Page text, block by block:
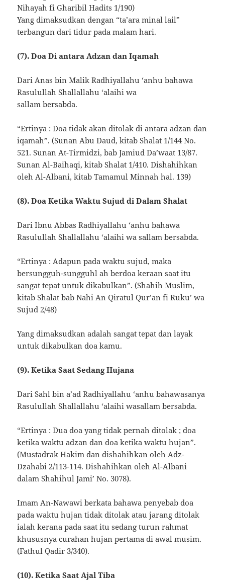
Nihayah fi Gharibil Hadits 1/190)
Yang dimaksudkan dengan “ta’ara minal lail”
terbangun dari tidur pada malam hari.
(7). Doa Di antara Adzan dan Iqamah
Dari Anas bin Malik Radhiyallahu ‘anhu bahawa
Rasulullah Shallallahu ‘alaihi wa
sallam bersabda.
“Ertinya : Doa tidak akan ditolak di antara adzan dan
iqamah”. (Sunan Abu Daud, kitab Shalat 1/144 No.
521. Sunan At-Tirmidzi, bab Jamiud Da’waat 13/87.
Sunan Al-Baihaqi, kitab Shalat 1/410. Dishahihkan
oleh Al-Albani, kitab Tamamul Minnah hal. 139)
(8). Doa Ketika Waktu Sujud di Dalam Shalat
Dari Ibnu Abbas Radhiyallahu ‘anhu bahawa
Rasulullah Shallallahu ‘alaihi wa sallam bersabda.
“Ertinya : Adapun pada waktu sujud, maka
bersungguh-sungguhl ah berdoa keraan saat itu
sangat tepat untuk dikabulkan”. (Shahih Muslim,
kitab Shalat bab Nahi An Qiratul Qur’an fi Ruku’ wa
Sujud 2/48)
Yang dimaksudkan adalah sangat tepat dan layak
untuk dikabulkan doa kamu.
(9). Ketika Saat Sedang Hujana
Dari Sahl bin a’ad Radhiyallahu ‘anhu bahawasanya
Rasulullah Shallallahu ‘alaihi wasallam bersabda.
“Ertinya : Dua doa yang tidak pernah ditolak ; doa
ketika waktu adzan dan doa ketika waktu hujan”.
(Mustadrak Hakim dan dishahihkan oleh Adz-
Dzahabi 2/113-114. Dishahihkan oleh Al-Albani
dalam Shahihul Jami’ No. 3078).
Imam An-Nawawi berkata bahawa penyebab doa
pada waktu hujan tidak ditolak atau jarang ditolak
ialah kerana pada saat itu sedang turun rahmat
khususnya curahan hujan pertama di awal musim.
(Fathul Qadir 3/340).
(10). Ketika Saat Ajal Tiba